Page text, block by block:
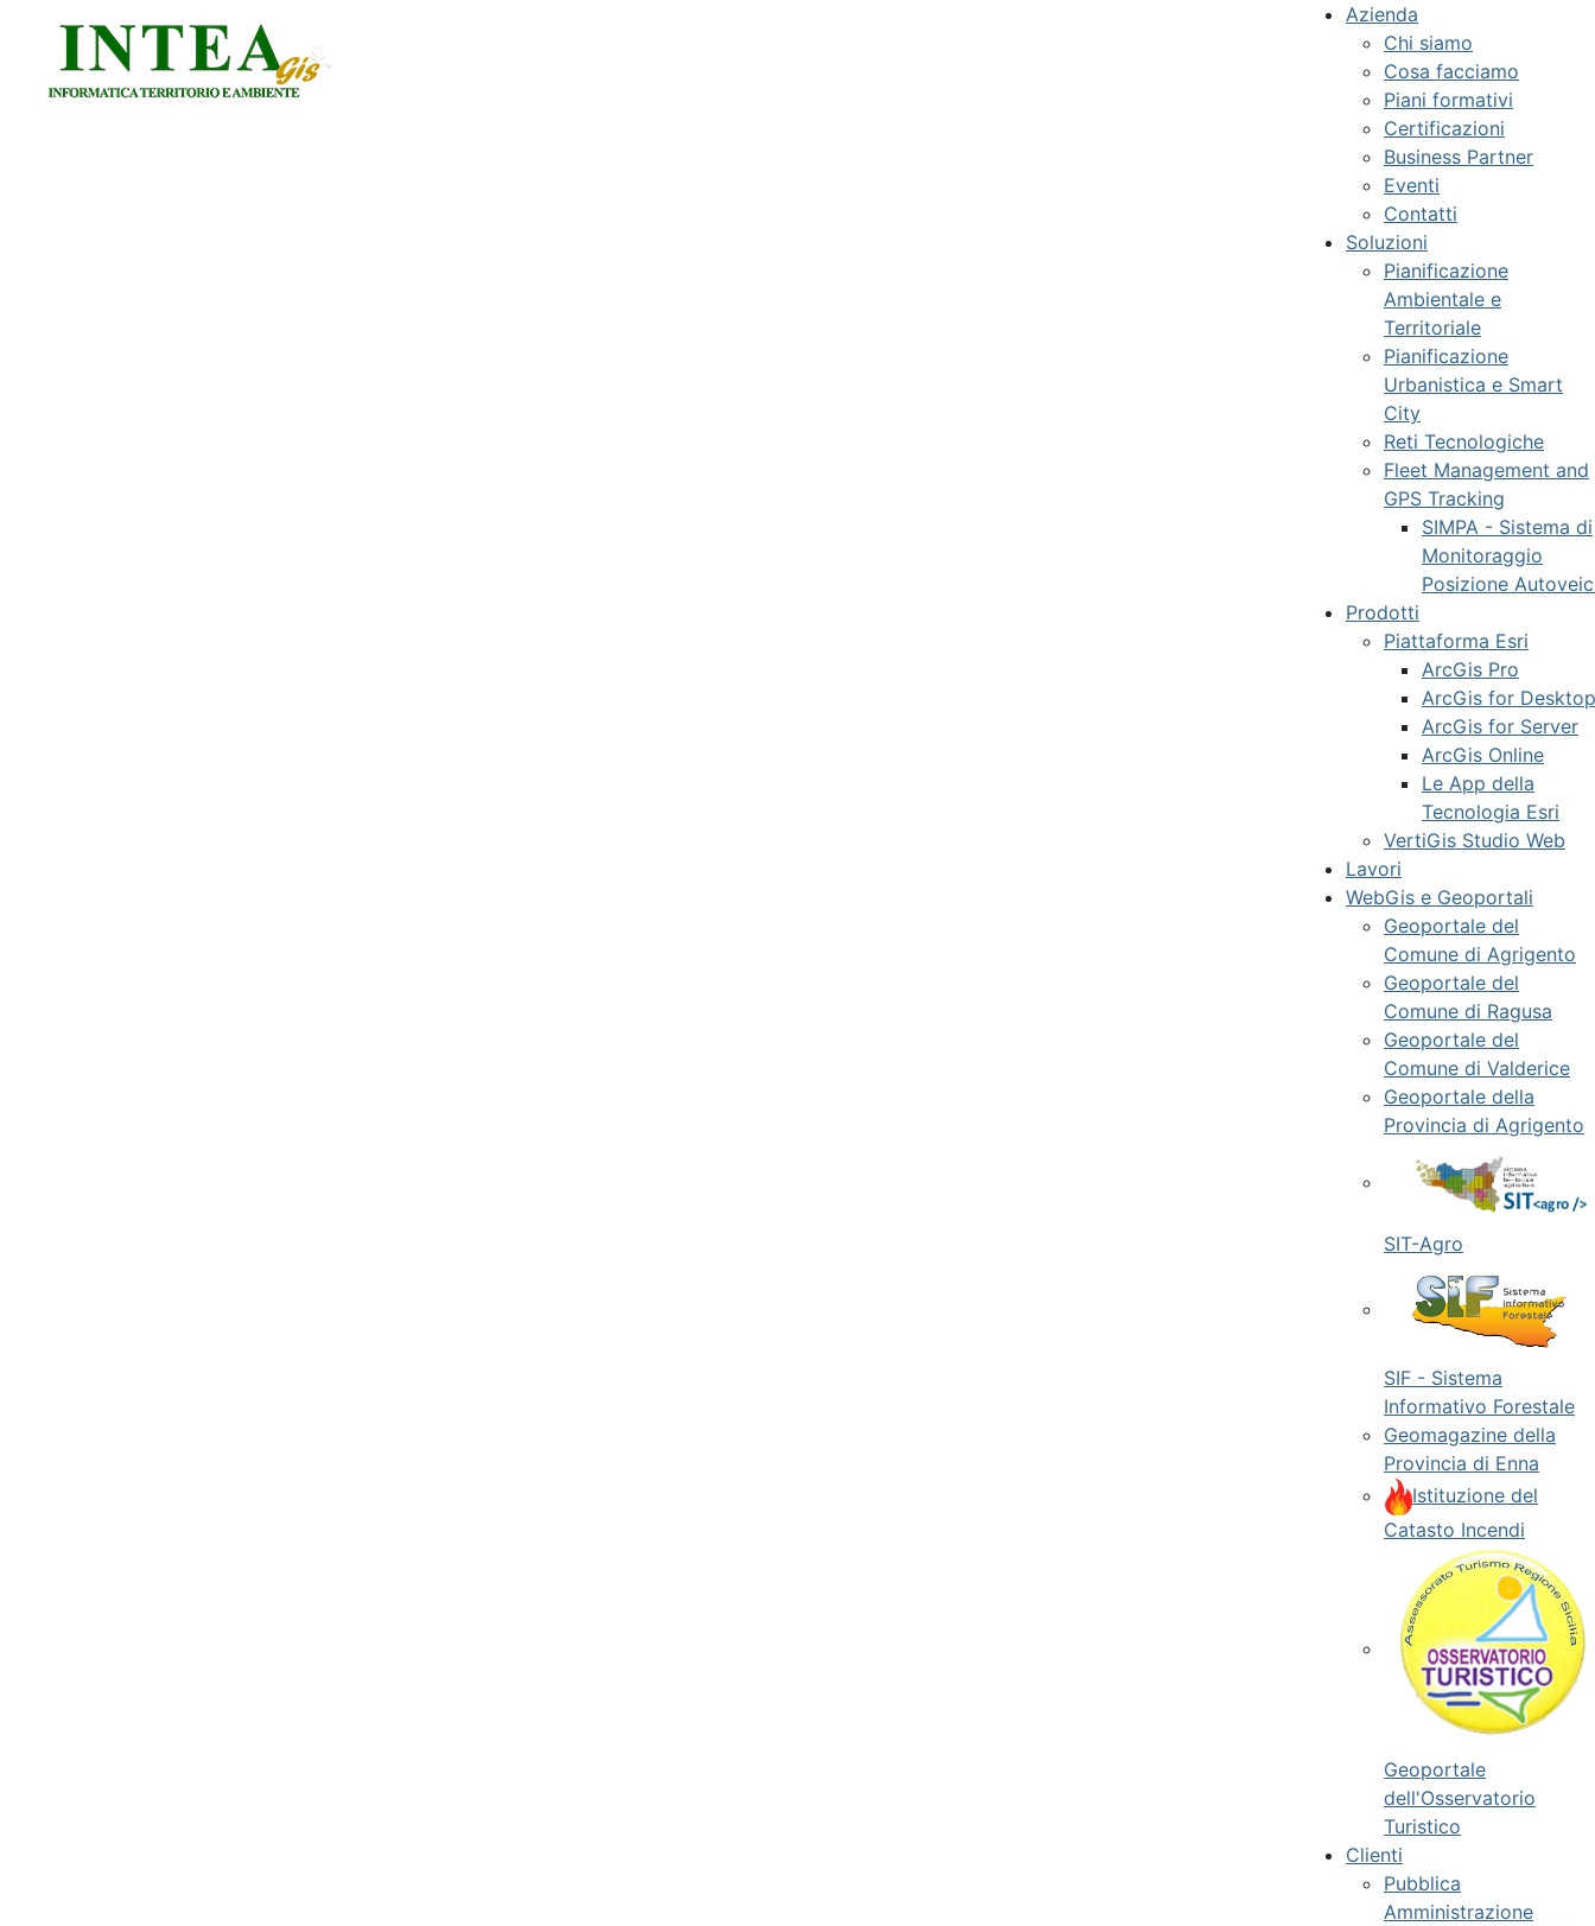
Azienda
Chi siamo
Cosa facciamo
Piani formativi
Certificazioni
Business Partner
Eventi
Contatti
Soluzioni
Pianificazione
Ambientale e
Territoriale
Pianificazione
Urbanistica e Smart
City
Reti Tecnologiche
Fleet Management and
GPS Tracking
SIMPA - Sistema di
Monitoraggio
Posizione
Prodotti
Piattaforma Esri
ArcGis Pro
ArcGis for Desktop
ArcGis for Server
ArcGis Online
Le App della
Tecnologia Esri
VertiGis Studio Web
Lavori
WebGis e Geoportali
Geoportale del
Comune di Agrigento
Geoportale del
Comune di Ragusa
Geoportale del
Comune di Valderice
Geoportale della
Provincia di Agrigento
SIT-Agro
SIF - Sistema
Informativo Forestale
Geomagazine della
Provincia di Enna
Istituzione del
Catasto Incendi
Geoportale
dell'Osservatorio
Turistico
Clienti
Pubblica
Amministrazione